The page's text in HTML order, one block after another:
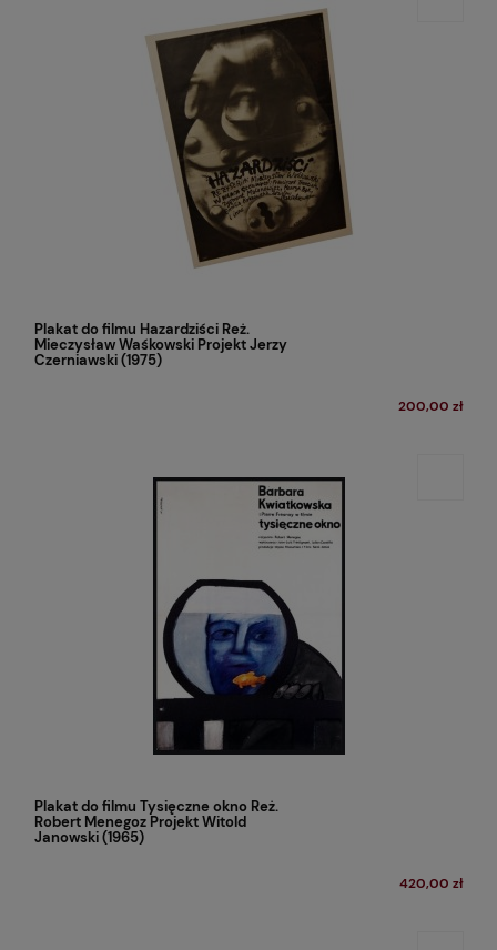
Plakat do filmu Hazardziści Reż.
Mieczysław Waśkowski Projekt Jerzy
Czerniawski (1975)
200,00 zł
Plakat do filmu Tysięczne okno Reż.
Robert Menegoz Projekt Witold
Janowski (1965)
420,00 zł